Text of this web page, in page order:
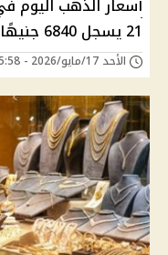
21 يسجل 6840 جنيهًا
الأحد 17/مايو/2026 - 05:58 م